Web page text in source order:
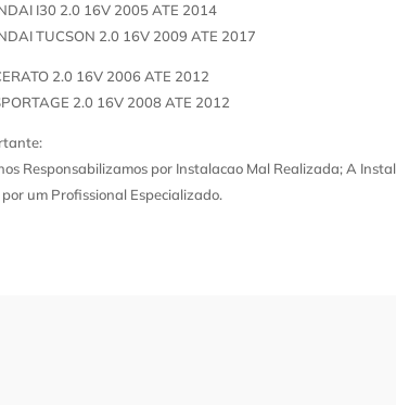
I30 2.0 16V 2005 ATE 2014
TUCSON 2.0 16V 2009 ATE 2017
2.0 16V 2006 ATE 2012
2.0 16V 2008 ATE 2012
Responsabilizamos por Instalacao Mal Realizada; A
um Profissional Especializado.